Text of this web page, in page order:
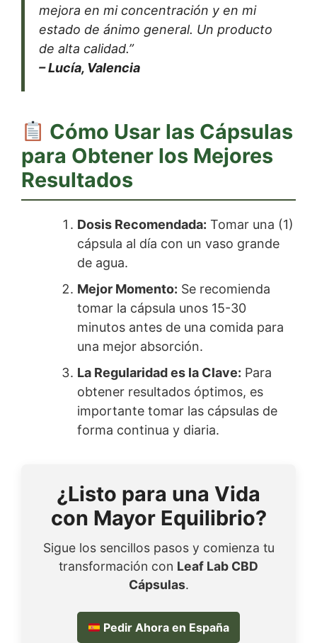
mejora en mi concentración y en mi
estado de ánimo general. Un producto
de alta calidad.”
– Lucía, Valencia
Cómo Usar las Cápsulas
para Obtener los Mejores
Resultados
Dosis Recomendada: Tomar una (1)
cápsula al día con un vaso grande
de agua.
Mejor Momento: Se recomienda
tomar la cápsula unos 15-30
minutos antes de una comida para
una mejor absorción.
La Regularidad es la Clave: Para
obtener resultados óptimos, es
importante tomar las cápsulas de
forma continua y diaria.
¿Listo para una Vida
con Mayor Equilibrio?
Sigue los sencillos pasos y comienza tu
transformación con Leaf Lab CBD
Cápsulas.
Pedir Ahora en España